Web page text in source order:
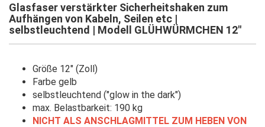
Glasfaser verstärkter Sicherheitshaken zum
Aufhängen von Kabeln, Seilen etc |
selbstleuchtend | Modell GLÜHWÜRMCHEN 12"
Größe 12" (Zoll)
Farbe gelb
selbstleuchtend ("glow in the dark")
max. Belastbarkeit: 190 kg
NICHT ALS ANSCHLAGMITTEL ZUM HEBEN VON